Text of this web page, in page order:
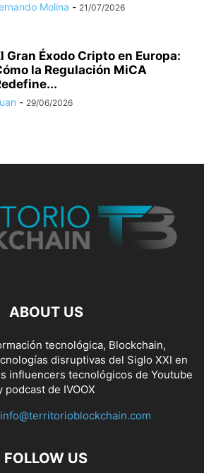
Molina - 21/07/2026
Gran Éxodo Cripto en Europa:
la Regulación MiCA
- 29/06/2026
ABOUT US
tecnológica, Blockchain,
disruptivas del Siglo XXI en
influencers tecnológicos de Youtube
podcast de IVOOX
info@territorioblockchain.com
FOLLOW US